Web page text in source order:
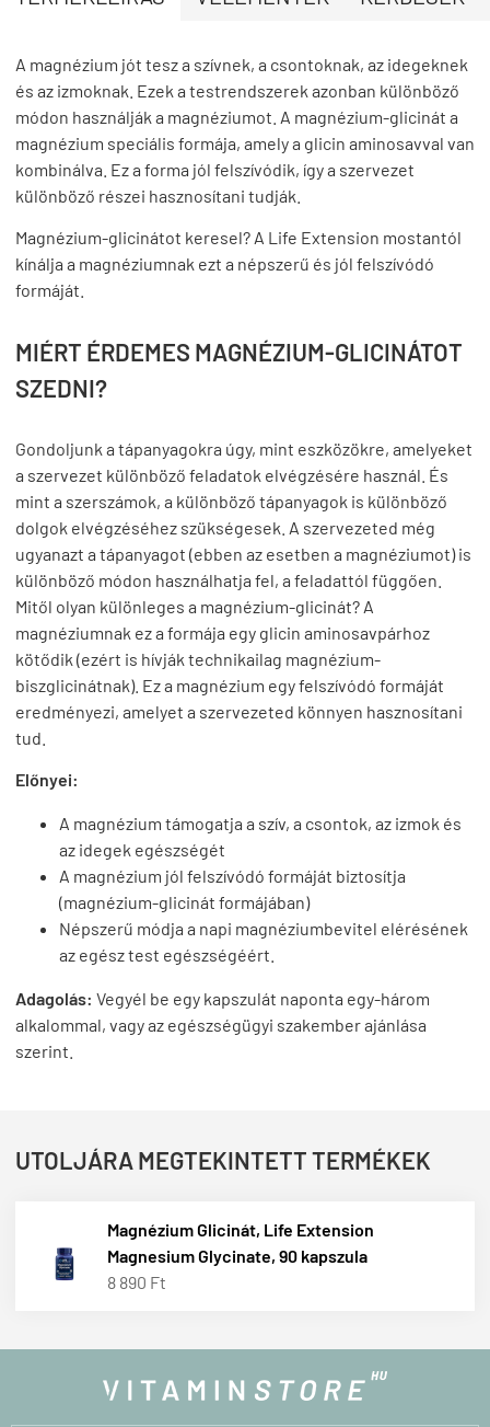
A magnézium jót tesz a szívnek, a csontoknak, az idegeknek
és az izmoknak. Ezek a testrendszerek azonban különböző
módon használják a magnéziumot. A magnézium-glicinát a
magnézium speciális formája, amely a glicin aminosavval van
kombinálva. Ez a forma jól felszívódik, így a szervezet
különböző részei hasznosítani tudják.
Magnézium-glicinátot keresel? A Life Extension mostantól
kínálja a magnéziumnak ezt a népszerű és jól felszívódó
formáját.
MIÉRT ÉRDEMES MAGNÉZIUM-GLICINÁTOT
SZEDNI?
Gondoljunk a tápanyagokra úgy, mint eszközökre, amelyeket
a szervezet különböző feladatok elvégzésére használ. És
mint a szerszámok, a különböző tápanyagok is különböző
dolgok elvégzéséhez szükségesek. A szervezeted még
ugyanazt a tápanyagot (ebben az esetben a magnéziumot) is
különböző módon használhatja fel, a feladattól függően.
Mitől olyan különleges a magnézium-glicinát? A
magnéziumnak ez a formája egy glicin aminosavpárhoz
kötődik (ezért is hívják technikailag magnézium-
biszglicinátnak). Ez a magnézium egy felszívódó formáját
eredményezi, amelyet a szervezeted könnyen hasznosítani
tud.
Előnyei:
A magnézium támogatja a szív, a csontok, az izmok és
az idegek egészségét
A magnézium jól felszívódó formáját biztosítja
(magnézium-glicinát formájában)
Népszerű módja a napi magnéziumbevitel elérésének
az egész test egészségéért.
Adagolás: Vegyél be egy kapszulát naponta egy-három
alkalommal, vagy az egészségügyi szakember ajánlása
szerint.
UTOLJÁRA MEGTEKINTETT TERMÉKEK
Magnézium Glicinát, Life Extension
Magnesium Glycinate, 90 kapszula
8 890 Ft